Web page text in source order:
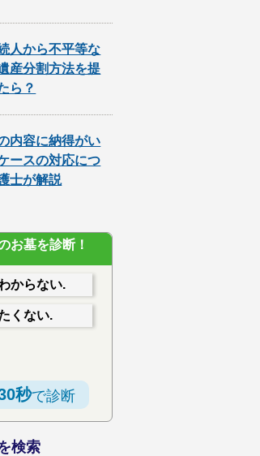
人から不平等な
産分割方法を提
ら？
内容に納得がい
ースの対応につ
士が解説
お墓を診断！
からない.
くない.
秒で診断
検索